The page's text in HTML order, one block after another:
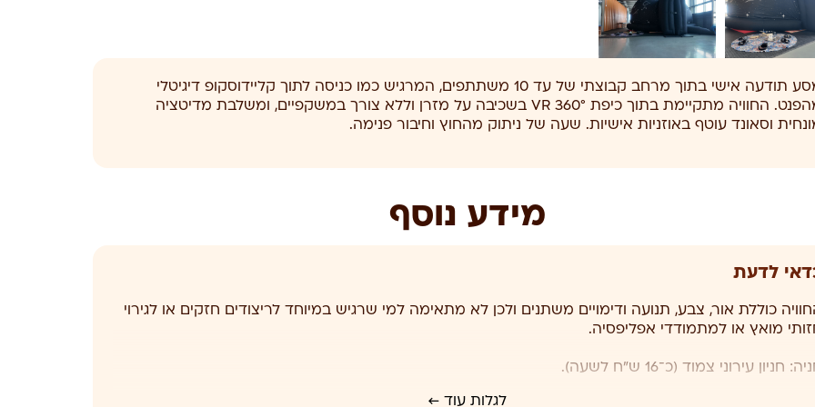
מסע תודעה אישי בתוך מרחב קבוצתי של עד 10 משתתפים, המרגיש כמו כניסה לתוך קליידוסקופ דיגיטלי
מהפנט. החוויה מתקיימת בתוך כיפת VR 360° בשכיבה על מזרן וללא צורך במשקפיים, ומשלבת מדיטציה
וסאונד עוטף באוזניות אישיות. שעה של ניתוק מהחוץ וחיבור פנימה.
מידע נוסף
לדעת
כוללת אור, צבע, תנועה ודימויים משתנים ולכן לא מתאימה למי שרגיש במיוחד לריצודים חזקים או לגירוי
לגלות עוד ←